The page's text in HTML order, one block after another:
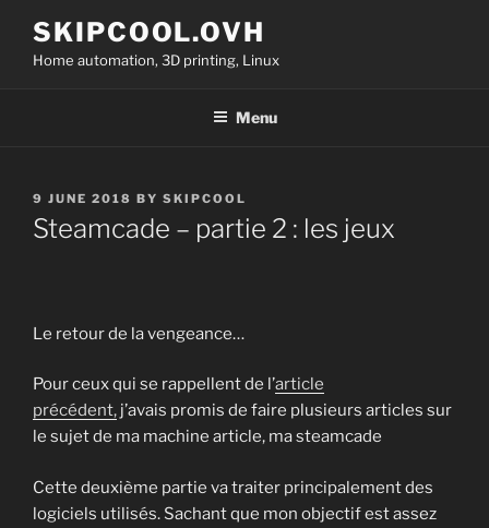
content
SKIPCOOL.OVH
Home automation, 3D printing, Linux
Menu
POSTED
ON
9 JUNE 2018 BY SKIPCOOL
Steamcade – partie 2 : les jeux
Le retour de la vengeance…
Pour ceux qui se rappellent de l’article
précédent, j’avais promis de faire plusieurs articles sur
le sujet de ma machine article, ma steamcade
Cette deuxième partie va traiter principalement des
logiciels utilisés. Sachant que mon objectif est assez